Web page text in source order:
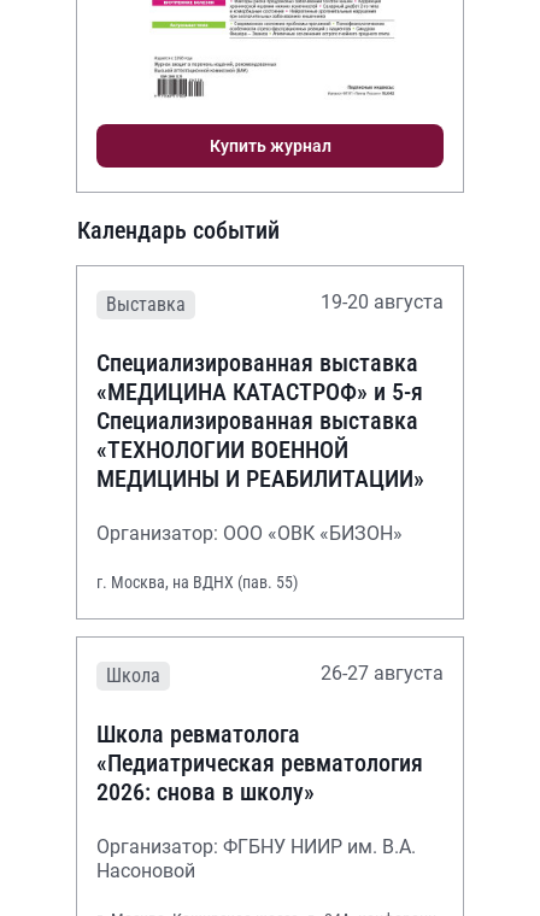
Купить журнал
Календарь событий
Выставка 19-20 августа
Специализированная выставка
«МЕДИЦИНА КАТАСТРОФ» и 5-я
Специализированная выставка
«ТЕХНОЛОГИИ ВОЕННОЙ
МЕДИЦИНЫ И РЕАБИЛИТАЦИИ»
Организатор: ООО «ОВК «БИЗОН»
г. Москва, на ВДНХ (пав. 55)
Школа 26-27 августа
Школа ревматолога
«Педиатрическая ревматология
2026: снова в школу»
Организатор: ФГБНУ НИИР им. В.А.
Насоновой